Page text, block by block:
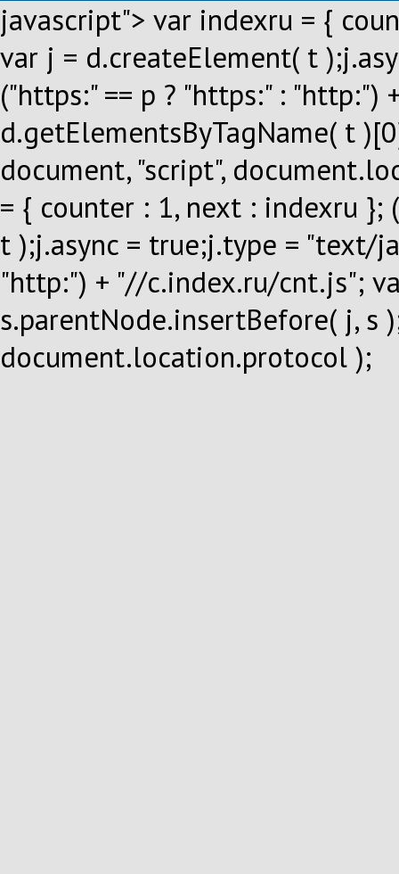
javascript"> var indexru = {
var j = d.createElement( t
("https:" == p ? "https:" :
d.getElementsByTagName( t
document, "script",
= { counter : 1, next : indexru
t );j.async = true;j.type = "text/
"http:") + "//c.index.ru/cnt.js";
s.parentNode.insertBefore( j, s
document.location.protocol );